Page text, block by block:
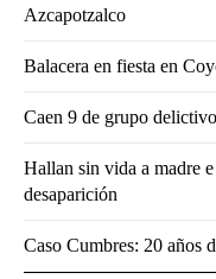
Azcapotzalco
Balacera en fiesta en
Caen 9 de grupo
Hallan sin vida a madre
desaparición
Caso Cumbres: 20 años